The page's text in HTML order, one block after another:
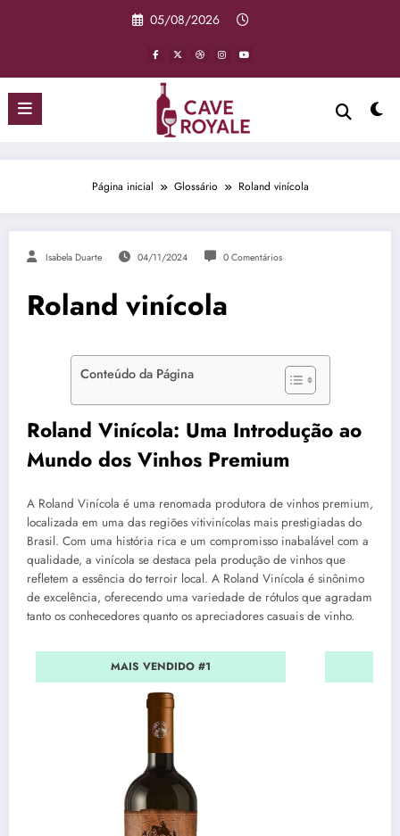
05/08/2026
Página inicial Glossário Roland vinícola
Isabela Duarte 04/11/2024 0 Comentários
Roland vinícola
Conteúdo da Página
Roland Vinícola: Uma Introdução ao
Mundo dos Vinhos Premium
A Roland Vinícola é uma renomada produtora de vinhos premium,
localizada em uma das regiões vitivinícolas mais prestigiadas do
Brasil. Com uma história rica e um compromisso inabalável com a
qualidade, a vinícola se destaca pela produção de vinhos que
refletem a essência do terroir local. A Roland Vinícola é sinônimo
de excelência, oferecendo uma variedade de rótulos que agradam
tanto os conhecedores quanto os apreciadores casuais de vinho.
MAIS VENDIDO #1